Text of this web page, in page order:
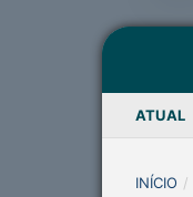
ATUAL
INÍCIO /